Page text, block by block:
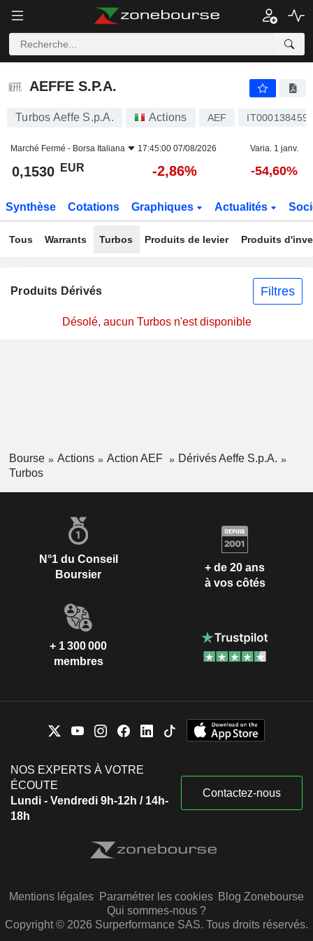
AEFFE S.P.A.
AEFFE S.P.A.
Turbos Aeffe S.p.A. Actions AEF
Marché Fermé - Borsa Italiana 17:45:00 07/08/2026 Varia. 1 janv.
0,1530 EUR -2,86% -54,60%
Synthèse Cotations Graphiques Actualités
Tous Warrants Turbos Produits de levier Produits
Produits Dérivés Filtres
Désolé, aucun Turbos n'est disponible
Bourse Actions Action AEF
Dérivés Aeffe S.p.A.
Turbos
N°1 du Conseil
Boursier
+ de 20 ans
à vos côtés
+ 1 300 000
membres
NOS EXPERTS À VOTRE
ÉCOUTE
Lundi - Vendredi 9h-12h / 14h-
18h
Contactez-nous
Mentions légales Paramétrer les cookies Blog Zonebourse
Qui sommes-nous ?
Copyright © 2026 Surperformance SAS. Tous droits réservés.